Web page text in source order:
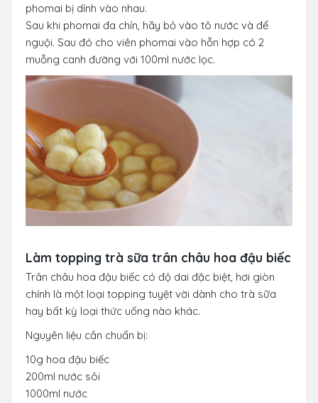
phomai bị dính vào nhau.
Sau khi phomai đa chín, hãy bỏ vào tô nước và để
nguội. Sau đó cho viên phomai vào hỗn hợp có 2
muỗng canh đường với 100ml nước lọc.
Làm topping trà sữa trân châu hoa đậu biếc
Trân châu hoa đậu biếc có độ dai đặc biệt, hơi giòn
chính là một loại topping tuyệt vời dành cho trà sữa
hay bất kỳ loại thức uống nào khác.
Nguyên liệu cần chuẩn bị:
10g hoa đậu biếc
200ml nước sôi
1000ml nước